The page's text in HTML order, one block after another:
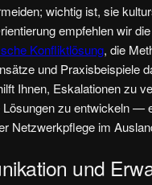
wichtig ist, sie
empfehlen wir
Konfliktlösung, die
und Praxisbeispiele
Ihnen, Eskalationen zu
zu entwickeln —
Netzwerkpflege im
und